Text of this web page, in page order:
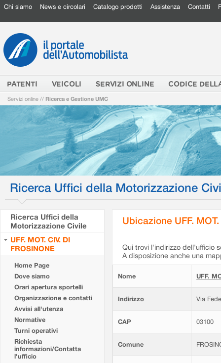
Chi siamo News e circolari Catalogo prodotti Assistenza Contatti
PATENTI VEICOLI SERVIZI ONLINE CODICE
Servizi online // Ricerca e Gestione UMC
Ricerca Uffici della Motorizzazione
Ricerca Uffici della
Motorizzazione Civile
UFF. MOT. CIV. DI
FROSINONE
Home Page
Dove siamo
Orari apertura sportelli
Organizzazione e contatti
Avvisi all'utenza
Normative
Turni operativi
Richiesta
informazioni/Contatta
l'ufficio
Ubicazione UFF.
Qui trovi l'indirizzo dell'ufficio
A disposizione anche una
Nome UFF.
Indirizzo Via
CAP 03100
Comune